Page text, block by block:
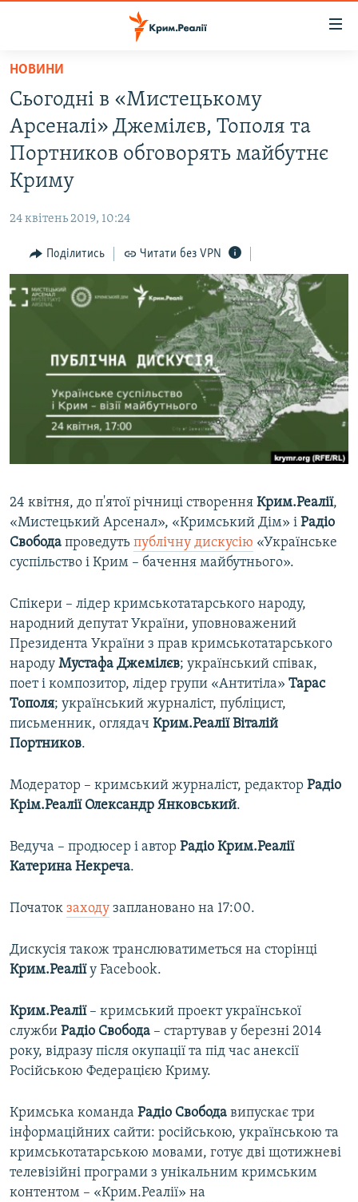
Перейти
основного
матеріалу
Перейти
до
основної
Перейти
пошуку
ВОДА.КРИМ
ВІДЕО ТА ФОТО
ПОЛІТИКА
ІНТЕРВ'Ю
ВСЕ ЗА ДЕНЬ
ВІДЕОУРОКИ «ELIFBE»
СВІДЧЕННЯ ОКУПАЦІЇ
УКРАЇНСЬКА ПРОБЛЕМА КРИМУ
ЯК ОБІЙТИ БЛОКУВАННЯ
Русский
Qırımtatar
Усі сайти RFE/RL
НОВИНИ
Сьогодні в «Мистецькому
Арсеналі» Джемілєв, Тополя та
Портников обговорять майбутнє
Криму
24 квітень 2019, 10:24
Поділитись Читати без VPN
24 квітня, до п'ятої річниці створення Крим.Реалії,
«Мистецький Арсенал», «Кримський Дім» і Радіо
Свобода проведуть публічну дискусію «Українське
суспільство і Крим – бачення майбутнього».
Спікери – лідер кримськотатарського народу,
народний депутат України, уповноважений
Президента України з прав кримськотатарського
народу Мустафа Джемілєв; український співак,
поет і композитор, лідер групи «Антитіла» Тарас
Тополя; український журналіст, публіцист,
письменник, оглядач Крим.Реалії Віталій
Портников.
Модератор – кримський журналіст, редактор Радіо
Крім.Реалії Олександр Янковський.
Ведуча – продюсер і автор Радіо Крим.Реалії
Катерина Некреча.
Початок заходу заплановано на 17:00.
Дискусія також транслюватиметься на сторінці
Крим.Реаліїу Facebook.
Крим.Реалії– кримський проект української
служби Радіо Свобода – стартував у березні 2014
року, відразу після окупації та під час анексії
Російською Федерацією Криму.
Кримська команда Радіо Свобода випускає три
інформаційних сайти: російською, українською та
кримськотатарською мовами, готує дві щотижневі
телевізійні програми з унікальним кримським
контентом – «Крим.Реалії» на